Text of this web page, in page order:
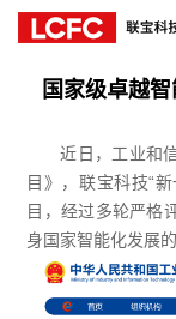
国家级卓越
近日，工业和
目》，联宝科技“
目，经过多轮严格
身国家智能化发展